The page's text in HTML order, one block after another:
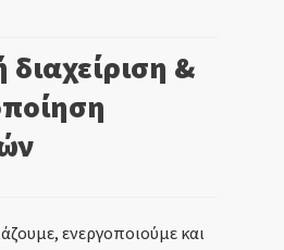
&
ενεργοποιούμε και